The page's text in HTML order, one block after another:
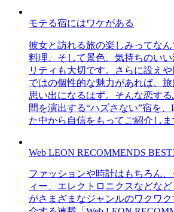
モテる宿にはワケがある
彼女と訪れる旅の楽しみってな
料理、そして景色。気持ちのい
リティも大切です。さらに設え
ではの個性的な魅力があれば、
思い出になるはず。そんな恋す
間を演出する“ハズさない”宿を
た中から自信をもってご紹介しま
Web LEON RECOMMENDS
ファッションや時計はもちろん
ィー、エレクトロニクスなどな
がさまざまなジャンルのワクワ